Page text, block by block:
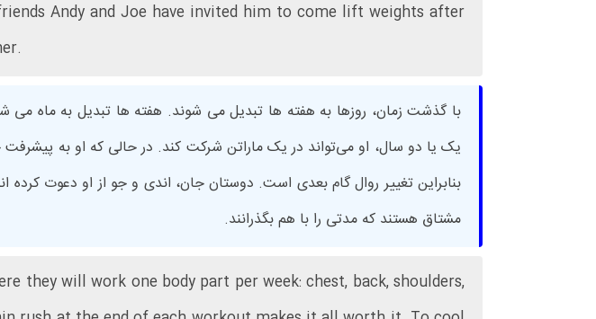
Andy and Joe have invited him to come lift weights after
یک یا دو سال، او می‌تواند در یک ماراتن شرکت کند. در حالی که او به
بنابراین تغییر روال گام بعدی است. دوستان جان، اندی و جو از او دعوت کرده
مشتاق هستند که مدتی را با هم بگذرانند.
they will work one body part per week: chest, back, shoulders,